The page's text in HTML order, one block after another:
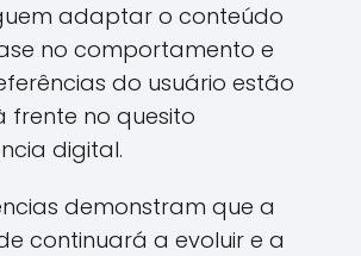
adaptar o conteúdo
no comportamento e
do usuário estão
frente no quesito
digital.
demonstram que a
continuará a evoluir e a